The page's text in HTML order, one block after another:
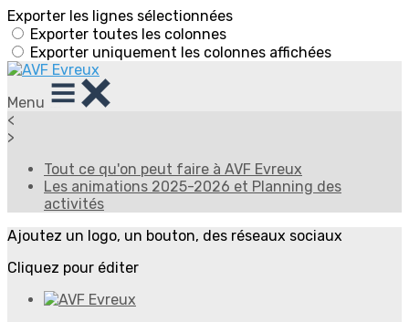
Exporter les lignes sélectionnées
Exporter toutes les colonnes
Exporter uniquement les colonnes affichées
Menu
<
>
Tout ce qu'on peut faire à AVF Evreux
Les animations 2025-2026 et Planning des
activités
Ajoutez un logo, un bouton, des réseaux sociaux
Cliquez pour éditer